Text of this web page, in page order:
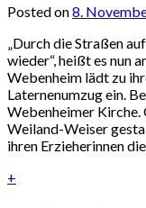
Posted on8.
„Durch die Straßen
wieder“, heißt es nun
Webenheim lädt zu
Laternenumzug ein.
Webenheimer Kirche.
Weiland-Weiser
ihren Erzieherinnen
+